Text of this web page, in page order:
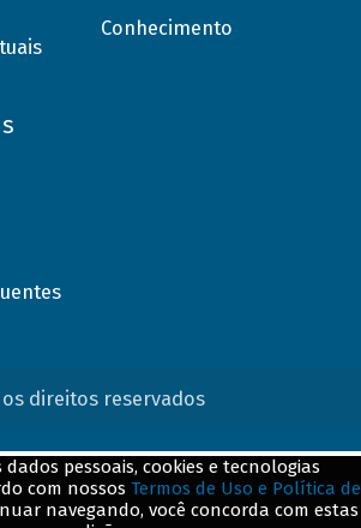
Conhecimento
os direitos reservados
dados pessoais, cookies e tecnologias
com nossos Termos de Uso e Política de
navegando, você concorda com estas